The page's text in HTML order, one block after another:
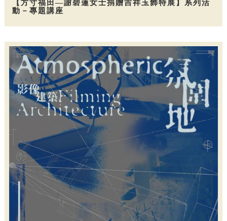
【方寸福田—謝碧蓮女士捐贈吉祥玉飾特展】系列活
動－專題講座